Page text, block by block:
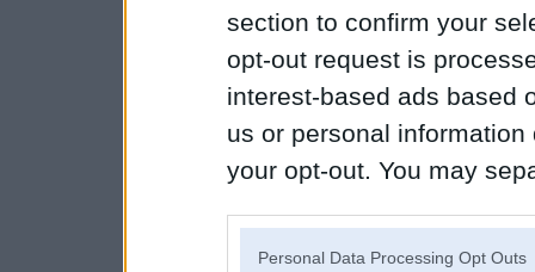
section to confirm your
opt-out request is
interest-based ads based
us or personal
your opt-out. You may
Personal Data Processing Opt Outs